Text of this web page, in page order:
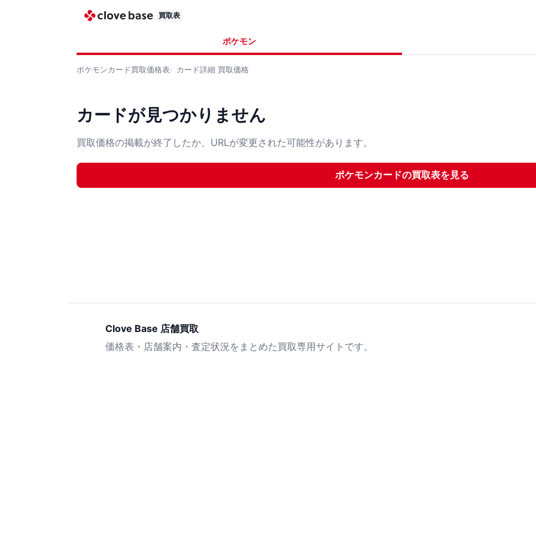
買取表
ポケモン
ポケモンカード買取価格表 カード詳細 買取価格
カードが見つかりません
買取価格の掲載が終了したか、URLが変更された可能性があります。
ポケモンカードの買取表を見る
Clove Base 店舗買取
価格表・店舗案内・査定状況をまとめた買取専用サイトです。